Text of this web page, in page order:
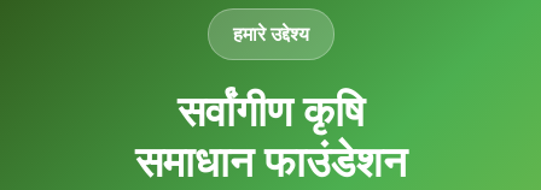
हमारे उद्देश्य
सर्वांगीण कृषि
समाधान फाउंडेशन